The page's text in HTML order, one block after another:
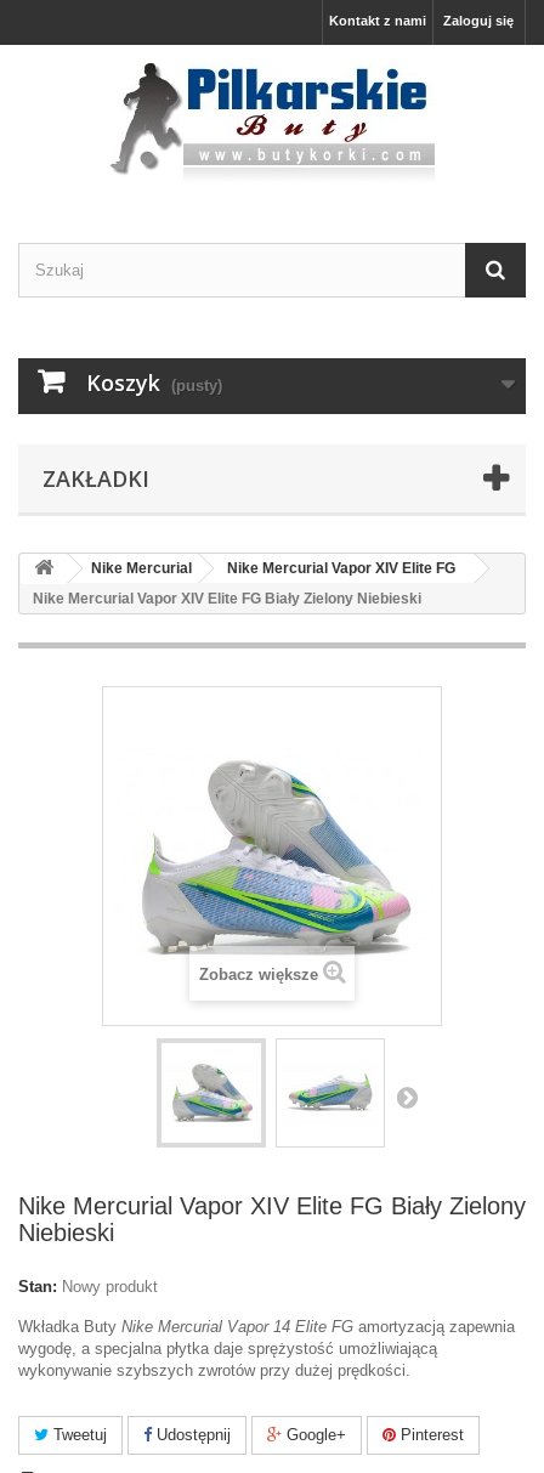
Zaloguj się
Kontakt z nami
Koszyk (pusty)
ZAKŁADKI
Nike Mercurial
Nike Mercurial Vapor XIV Elite FG
Nike Mercurial Vapor XIV Elite FG Biały Zielony Niebieski
Zobacz większe
Nike Mercurial Vapor XIV Elite FG Biały Zielony
Niebieski
Stan: Nowy produkt
Wkładka Buty Nike Mercurial Vapor 14 Elite FG amortyzacją zapewnia
wygodę, a specjalna płytka daje sprężystość umożliwiającą
wykonywanie szybszych zwrotów przy dużej prędkości.
Tweetuj Udostępnij Google+ Pinterest